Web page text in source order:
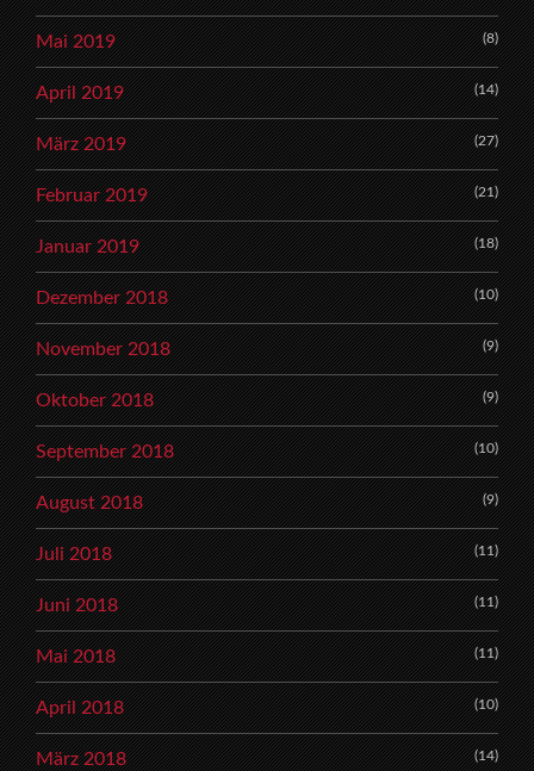
Mai 2019 (8)
April 2019 (14)
März 2019 (27)
Februar 2019 (21)
Januar 2019 (18)
Dezember 2018 (10)
November 2018 (9)
Oktober 2018 (9)
September 2018 (10)
August 2018 (9)
Juli 2018 (11)
Juni 2018 (11)
Mai 2018 (11)
April 2018 (10)
März 2018 (14)